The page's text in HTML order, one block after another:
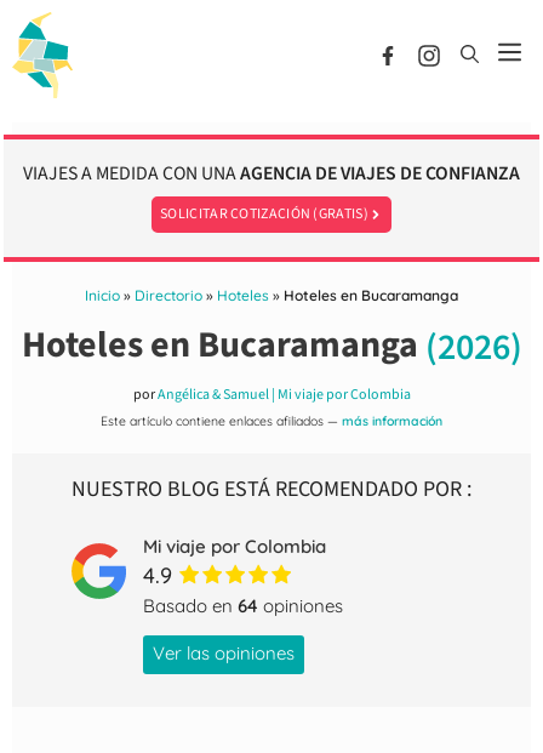
Saltar
contenido
VIAJES A MEDIDA CON UNAAGENCIA DE VIAJES DE CONFIANZA
SOLICITAR COTIZACIÓN (GRATIS)
Inicio » Directorio » Hoteles » Hoteles en Bucaramanga
Hoteles en Bucaramanga (2026)
porAngélica & Samuel | Mi viaje por Colombia
Este artículo contiene enlaces afiliados — más información
NUESTRO BLOG ESTÁ RECOMENDADO POR :
Mi viaje por Colombia
4.9
Basado en 64 opiniones
Ver las opiniones